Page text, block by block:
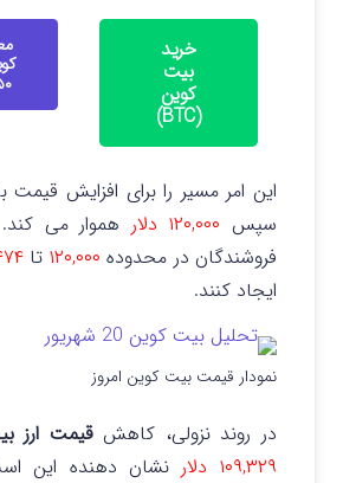
خرید
بیت
کوین
(BTC)
این امر مسیر را برای افزایش قیمت
سپس ۱۲۰,۰۰۰ دلار هموار می کند.
فروشندگان در محدوده۱۲۰,۰۰۰ تا
ایجاد کنند.
نمودار قیمت بیت کوین امروز
در روند نزولی، کاهش قیمت ارز
۱۰۹,۳۲۹ دلار
نشان دهنده این